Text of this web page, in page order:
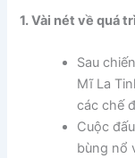
1. Vài nét về quá
Sau
Mĩ La
các chế
Cuộc
bùng nổ